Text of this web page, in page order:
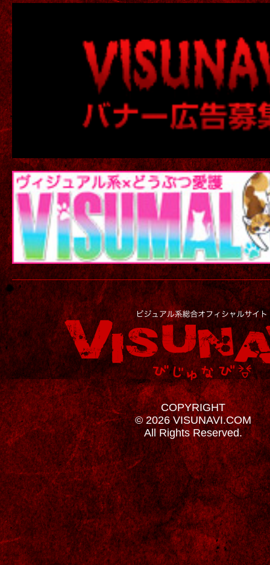
COPYRIGHT
© 2026 VISUNAVI.COM
All Rights Reserved.